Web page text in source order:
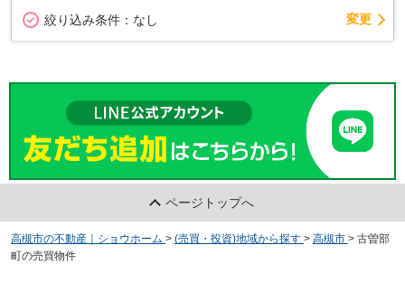
絞り込み条件： なし 変更
ページトップへ
高槻市の不動産｜ショウホーム > (売買・投資)地域から探す > 高槻市 > 古曽部
町の売買物件